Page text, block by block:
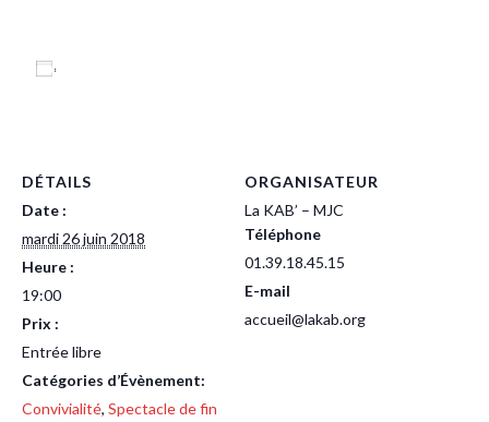
DÉTAILS
Date :
mardi 26 juin 2018
Heure :
19:00
Prix :
Entrée libre
Catégories d’Évènement:
Convivialité, Spectacle de fin
ORGANISATEUR
La KAB’ – MJC
Téléphone
01.39.18.45.15
E-mail
accueil@lakab.org